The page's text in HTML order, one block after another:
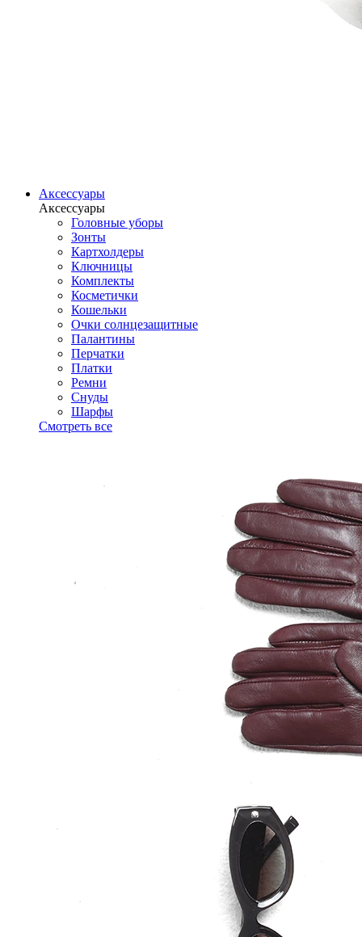
Аксессуары
Аксессуары
Головные уборы
Зонты
Картхолдеры
Ключницы
Комплекты
Косметички
Кошельки
Очки солнцезащитные
Палантины
Перчатки
Платки
Ремни
Снуды
Шарфы
Смотреть все